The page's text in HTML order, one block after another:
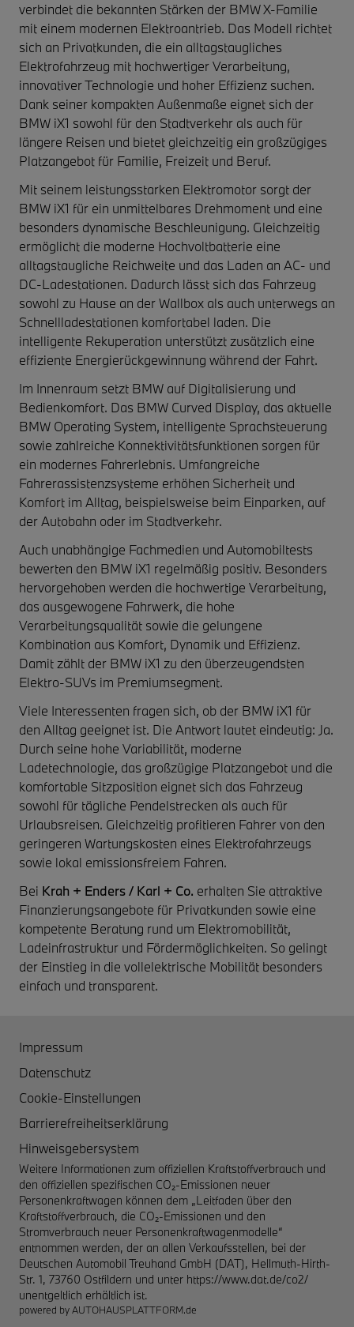
verbindet die bekannten Stärken der BMW X-Familie
mit einem modernen Elektroantrieb. Das Modell richtet
sich an Privatkunden, die ein alltagstaugliches
Elektrofahrzeug mit hochwertiger Verarbeitung,
innovativer Technologie und hoher Effizienz suchen.
Dank seiner kompakten Außenmaße eignet sich der
BMW iX1 sowohl für den Stadtverkehr als auch für
längere Reisen und bietet gleichzeitig ein großzügiges
Platzangebot für Familie, Freizeit und Beruf.
Mit seinem leistungsstarken Elektromotor sorgt der
BMW iX1 für ein unmittelbares Drehmoment und eine
besonders dynamische Beschleunigung. Gleichzeitig
ermöglicht die moderne Hochvoltbatterie eine
alltagstaugliche Reichweite und das Laden an AC- und
DC-Ladestationen. Dadurch lässt sich das Fahrzeug
sowohl zu Hause an der Wallbox als auch unterwegs an
Schnellladestationen komfortabel laden. Die
intelligente Rekuperation unterstützt zusätzlich eine
effiziente Energierückgewinnung während der Fahrt.
Im Innenraum setzt BMW auf Digitalisierung und
Bedienkomfort. Das BMW Curved Display, das aktuelle
BMW Operating System, intelligente Sprachsteuerung
sowie zahlreiche Konnektivitätsfunktionen sorgen für
ein modernes Fahrerlebnis. Umfangreiche
Fahrerassistenzsysteme erhöhen Sicherheit und
Komfort im Alltag, beispielsweise beim Einparken, auf
der Autobahn oder im Stadtverkehr.
Auch unabhängige Fachmedien und Automobiltests
bewerten den BMW iX1 regelmäßig positiv. Besonders
hervorgehoben werden die hochwertige Verarbeitung,
das ausgewogene Fahrwerk, die hohe
Verarbeitungsqualität sowie die gelungene
Kombination aus Komfort, Dynamik und Effizienz.
Damit zählt der BMW iX1 zu den überzeugendsten
Elektro-SUVs im Premiumsegment.
Viele Interessenten fragen sich, ob der BMW iX1 für
den Alltag geeignet ist. Die Antwort lautet eindeutig: Ja.
Durch seine hohe Variabilität, moderne
Ladetechnologie, das großzügige Platzangebot und die
komfortable Sitzposition eignet sich das Fahrzeug
sowohl für tägliche Pendelstrecken als auch für
Urlaubsreisen. Gleichzeitig profitieren Fahrer von den
geringeren Wartungskosten eines Elektrofahrzeugs
sowie lokal emissionsfreiem Fahren.
Bei Krah + Enders / Karl + Co. erhalten Sie attraktive
Finanzierungsangebote für Privatkunden sowie eine
kompetente Beratung rund um Elektromobilität,
Ladeinfrastruktur und Fördermöglichkeiten. So gelingt
der Einstieg in die vollelektrische Mobilität besonders
einfach und transparent.
Impressum
Datenschutz
Cookie-Einstellungen
Barrierefreiheitserklärung
Hinweisgebersystem
Weitere Informationen zum offiziellen Kraftstoffverbrauch und
den offiziellen spezifischen CO₂-Emissionen neuer
Personenkraftwagen können dem „Leitfaden über den
Kraftstoffverbrauch, die CO₂-Emissionen und den
Stromverbrauch neuer Personenkraftwagenmodelle“
entnommen werden, der an allen Verkaufsstellen, bei der
Deutschen Automobil Treuhand GmbH (DAT), Hellmuth-Hirth-
Str. 1, 73760 Ostfildern und unter https://www.dat.de/co2/
unentgeltlich erhältlich ist.
powered byAUTOHAUSPLATTFORM.de